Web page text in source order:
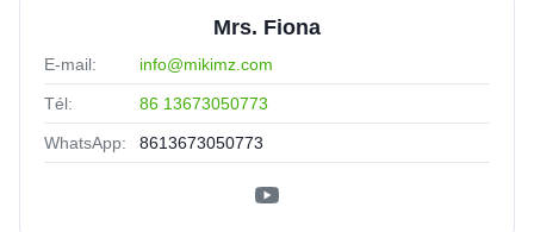
Mrs. Fiona
E-mail: info@mikimz.com
Tél: 86 13673050773
WhatsApp: 8613673050773